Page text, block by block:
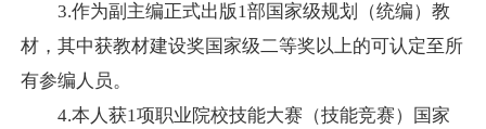
3.作为副主编正式出版1部国家级规划（统编）教
材，其中获教材建设奖国家级二等奖以上的可认定至所
有参编人员。
4.本人获1项职业院校技能大赛（技能竞赛）国家